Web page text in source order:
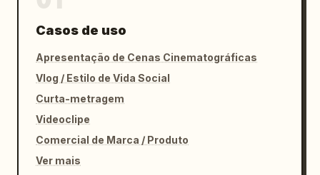
Casos de uso
Apresentação de Cenas Cinematográficas
Vlog / Estilo de Vida Social
Curta-metragem
Videoclipe
Comercial de Marca / Produto
Ver mais